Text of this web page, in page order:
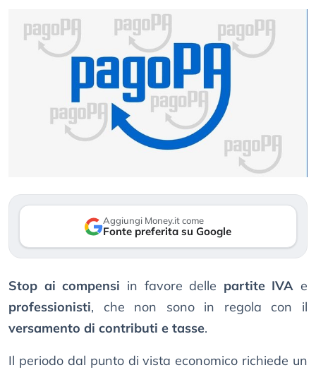
Aggiungi Money.it come
Fonte preferita su Google
Stop ai compensi in favore delle partite IVA e
professionisti, che non sono in regola con il
versamento di contributi e tasse.
Il periodo dal punto di vista economico richiede un